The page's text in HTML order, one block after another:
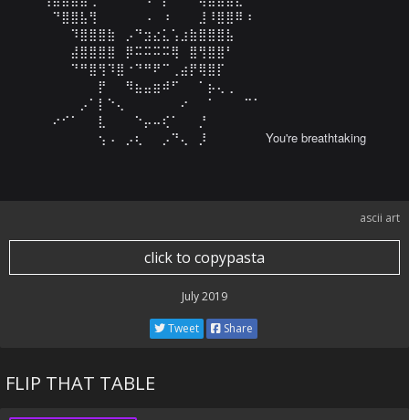
⠀⠙⣿⣿⣧⢻⠀⠀⠀⠀⠀⠠⠀⠰⠀⠀⠀⣸⠸⣿⣿⠿⠰⠀
⠀⠀⠀⠹⣿⣿⣿⣷⠀⡠⠙⣲⣔⣅⢡⣰⣷⣿⣿⣿⣧⠀⠀⠀
⠀⠀⠀⣼⣿⣿⣿⣿⠀⡿⠭⠭⠭⠭⢿⠀⣿⢻⣿⣿⠃⠀⠀⠀
⠀⠀⠀⠙⠛⣿⢻⠹⣿⠐⠙⠛⠟⠉⢀⣴⡟⢿⣿⡏⠀⠀⠀⠀
⠀⠀⠀⠀⠀⠀⡟⠀⠀⠻⣦⣤⣶⠾⠋⠀⠀⠁⡦⢄⢀⠀⠀⠀
⠀⠀⠀⠀⡠⠁⡇⠑⢄⠀⠀⠀⠀⠀⠀⠔⠀⠀⠁⠀⠀⠀⠉⠁
⠀⠔⠊⠁⠀⠀⣇⠀⠀⠀⠑⡤⠤⢎⠁⠀⠀⡘⠀⠀⠀⠀⠀⠀
⠀⠀⠀⠀⠀⠀⢢⠠⠀⡠⢆⠀⠀⡠⠙⢄⠀⡸⠀⠀⠀⠀⠀⠀ You're breathtaking
ascii art
click to copypasta
July 2019
Tweet Share
FLIP THAT TABLE